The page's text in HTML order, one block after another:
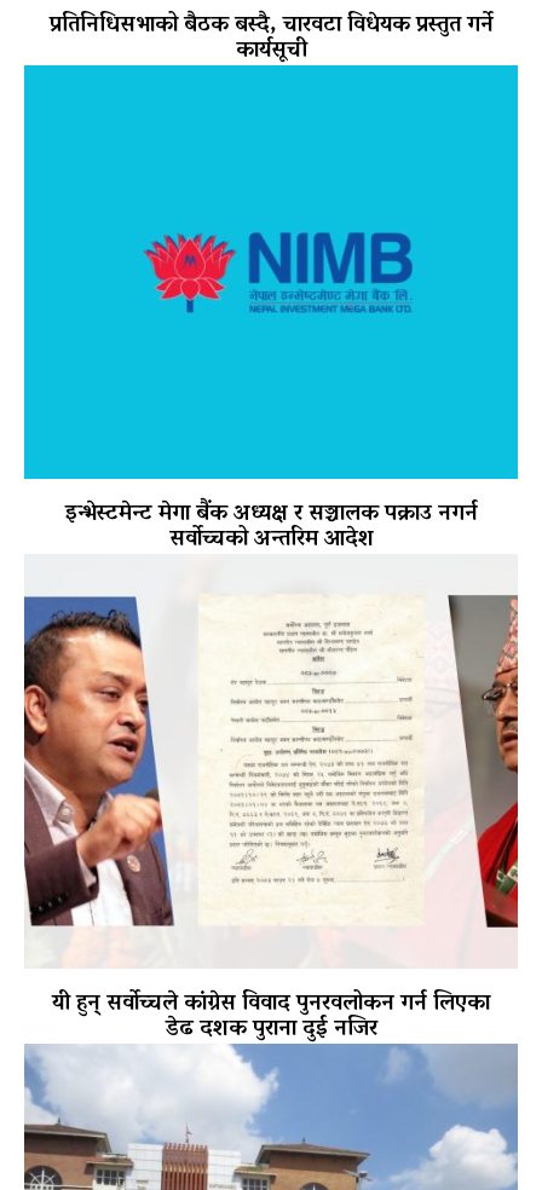
प्रतिनिधिसभाको बैठक बस्दै, चारवटा विधेयक प्रस्तुत गर्ने
कार्यसूची
इन्भेस्टमेन्ट मेगा बैंक अध्यक्ष र सञ्चालक पक्राउ नगर्न
सर्वोच्चको अन्तरिम आदेश
यी हुन् सर्वोच्चले कांग्रेस विवाद पुनरवलोकन गर्न लिएका
डेढ दशक पुराना दुई नजिर